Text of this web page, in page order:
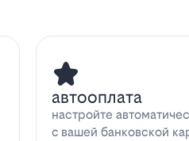
автооплата
настройте
с вашей банковской